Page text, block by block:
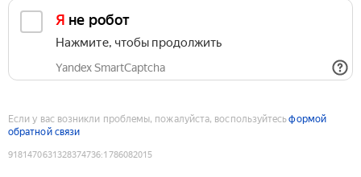
Я не робот
Нажмите, чтобы продолжить
Yandex SmartCaptcha
Если у вас возникли проблемы, пожалуйста, воспользуйтесьформой
обратной связи
9181470631328374736:1786082015